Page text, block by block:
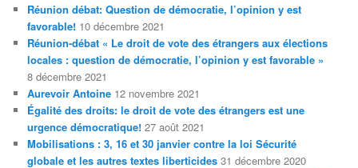
r
c
h
e
Réunion débat: Question de démocratie, l’opinion y est
favorable! 10 décembre 2021
Réunion-débat « Le droit de vote des étrangers aux élections
locales : question de démocratie, l’opinion y est favorable »
8 décembre 2021
Aurevoir Antoine 12 novembre 2021
Égalité des droits: le droit de vote des étrangers est une
urgence démocratique! 27 août 2021
Mobilisations : 3, 16 et 30 janvier contre la loi Sécurité
globale et les autres textes liberticides 31 décembre 2020